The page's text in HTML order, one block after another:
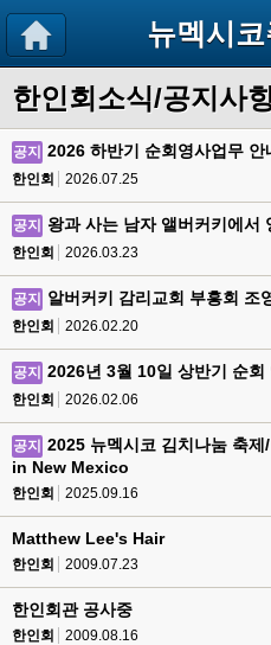
뉴멕시코
한인회소식/공지사
공지 2026 하반기 순회영사업무 안
한인회 2026.07.25
공지 왕과 사는 남자 앨버커키에서
한인회 2026.03.23
공지 알버커키 감리교회 부흥회 조
한인회 2026.02.20
공지 2026년 3월 10일 상반기 순회
한인회 2026.02.06
공지
2025 뉴멕시코 김치나눔 축
in New Mexico
한인회 2025.09.16
Matthew Lee's Hair
한인회 2009.07.23
한인회관 공사중
한인회 2009.08.16